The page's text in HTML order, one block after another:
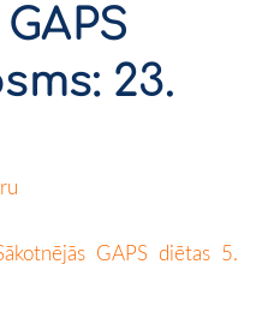
23.
GAPS diētas 5.